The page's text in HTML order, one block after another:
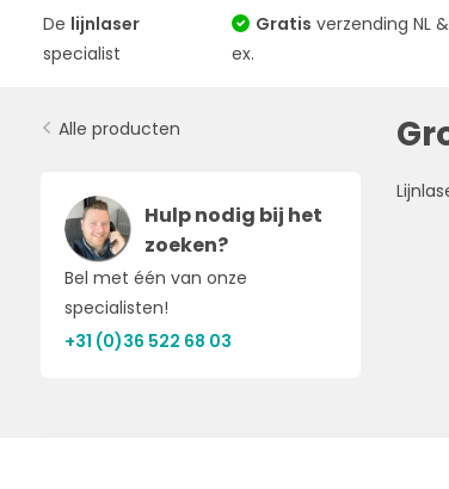
De lijnlaser
specialist
Gratis verzending NL
ex.
Alle producten
Hulp nodig bij het
zoeken?
Bel met één van onze
specialisten!
+31 (0)36 522 68 03